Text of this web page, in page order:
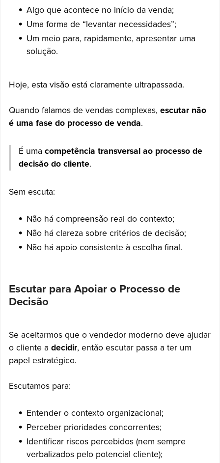
Algo que acontece no início da venda;
Uma forma de “levantar necessidades”;
Um meio para, rapidamente, apresentar uma
solução.
Hoje, esta visão está claramente ultrapassada.
Quando falamos de vendas complexas, escutar não
é uma fase do processo de venda.
É uma competência transversal ao processo de
decisão do cliente.
Sem escuta:
Não há compreensão real do contexto;
Não há clareza sobre critérios de decisão;
Não há apoio consistente à escolha final.
Escutar para Apoiar o Processo de
Decisão
Se aceitarmos que o vendedor moderno deve ajudar
o cliente a decidir, então escutar passa a ter um
papel estratégico.
Escutamos para:
Entender o contexto organizacional;
Perceber prioridades concorrentes;
Identificar riscos percebidos (nem sempre
verbalizados pelo potencial cliente);